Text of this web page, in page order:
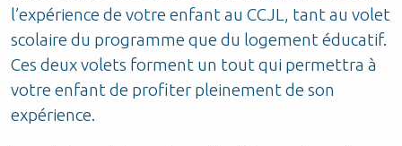
l’expérience de votre enfant au CCJL, tant au volet
scolaire du programme que du logement éducatif.
Ces deux volets forment un tout qui permettra à
votre enfant de profiter pleinement de son
expérience.